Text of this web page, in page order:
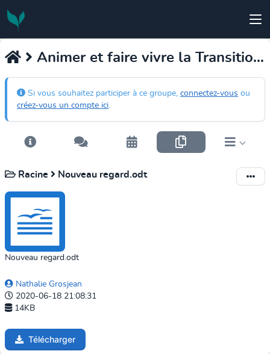
Animer et faire vivre la Transition Intérieure
Si vous souhaitez participer à ce groupe, connectez-vous ou
créez-vous un compte ici.
Racine Nouveau regard.odt
Nouveau regard.odt
Nathalie Grosjean
2020-06-18 21:08:31
14KB
Télécharger